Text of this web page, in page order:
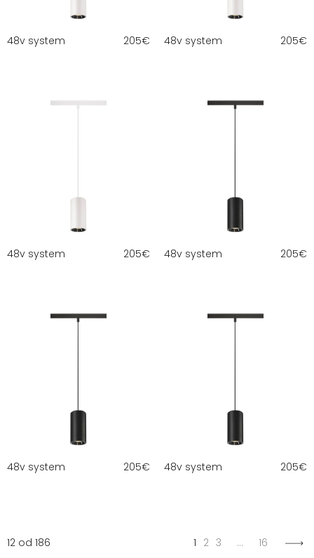
48v system 205€ 48v system 205€
48v system 205€ 48v system 205€
48v system 205€ 48v system 205€
12 od 186 1 2 3 … 16